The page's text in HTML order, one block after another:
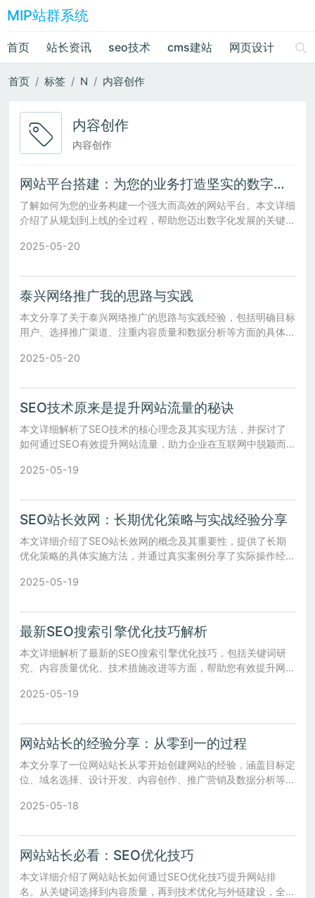
MIP站群系统
首页 站长资讯 seo技术 cms建站 网页设计 绘
首页 标签 N 内容创作
内容创作
内容创作
网站平台搭建：为您的业务打造坚实的数字基础
了解如何为您的业务构建一个强大而高效的网站平台。本文详细
介绍了从规划到上线的全过程，帮助您迈出数字化发展的关键一
2025-05-20
泰兴网络推广我的思路与实践
本文分享了关于泰兴网络推广的思路与实践经验，包括明确目标
用户、选择推广渠道、注重内容质量和数据分析等方面的具体做
2025-05-20
SEO技术原来是提升网站流量的秘诀
本文详细解析了SEO技术的核心理念及其实现方法，并探讨了
如何通过SEO有效提升网站流量，助力企业在互联网中脱颖而
2025-05-19
SEO站长效网：长期优化策略与实战经验分享
本文详细介绍了SEO站长效网的概念及其重要性，提供了长期
优化策略的具体实施方法，并通过真实案例分享了实际操作经
2025-05-19
最新SEO搜索引擎优化技巧解析
本文详细解析了最新的SEO搜索引擎优化技巧，包括关键词研
究、内容质量优化、技术措施改进等方面，帮助您有效提升网站
2025-05-19
网站站长的经验分享：从零到一的过程
本文分享了一位网站站长从零开始创建网站的经验，涵盖目标定
位、域名选择、设计开发、内容创作、推广营销及数据分析等多
2025-05-18
网站站长必看：SEO优化技巧
本文详细介绍了网站站长如何通过SEO优化技巧提升网站排
名。从关键词选择到内容质量，再到技术优化与外链建设，全面